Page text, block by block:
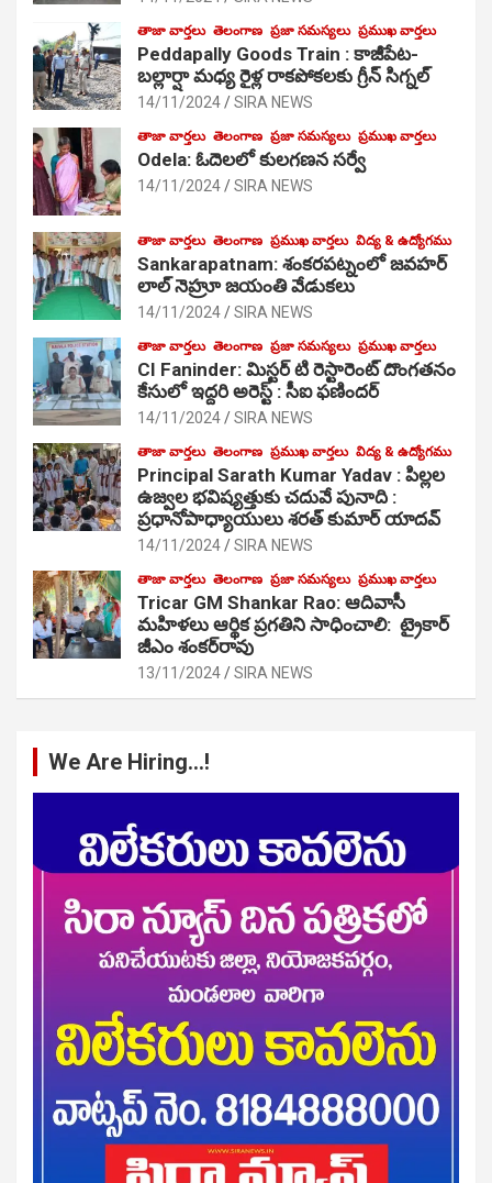
తాజా వార్తలు తెలంగాణ ప్రజా సమస్యలు ప్రముఖ వార్తలు
Peddapally Goods Train : కాజీపేట-
బల్లార్షా మధ్య రైళ్ల రాకపోకలకు గ్రీన్ సిగ్నల్
14/11/2024 SIRA NEWS
తాజా వార్తలు తెలంగాణ ప్రజా సమస్యలు ప్రముఖ వార్తలు
Odela: ఓదెలలో కులగణన సర్వే
14/11/2024 SIRA NEWS
తాజా వార్తలు తెలంగాణ ప్రముఖ వార్తలు విద్య & ఉద్యోగము
Sankarapatnam: శంకరపట్నంలో జవహర్
లాల్ నెహ్రూ జయంతి వేడుకలు
14/11/2024 SIRA NEWS
తాజా వార్తలు తెలంగాణ ప్రజా సమస్యలు ప్రముఖ వార్తలు
CI Faninder: మిస్టర్ టి రెస్టారెంట్ దొంగతనం
కేసులో ఇద్దరి అరెస్ట్ : సీఐ ఫణిందర్
14/11/2024 SIRA NEWS
తాజా వార్తలు తెలంగాణ ప్రముఖ వార్తలు విద్య & ఉద్యోగము
Principal Sarath Kumar Yadav : పిల్లల
ఉజ్వల భవిష్యత్తుకు చదువే పునాది :
ప్రధానోపాధ్యాయులు శరత్ కుమార్ యాదవ్
14/11/2024 SIRA NEWS
తాజా వార్తలు తెలంగాణ ప్రజా సమస్యలు ప్రముఖ వార్తలు
Tricar GM Shankar Rao: ఆదివాసీ
మహిళలు ఆర్థిక ప్రగతిని సాధించాలి: ట్రైకార్
జీఎం శంకర్‌రావు
13/11/2024 SIRA NEWS
We Are Hiring…!